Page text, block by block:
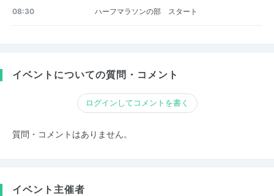
08:30 ハーフマラソンの部 スタート
イベントについての質問・コメント
ログインしてコメントを書く
質問・コメントはありません。
イベント主催者